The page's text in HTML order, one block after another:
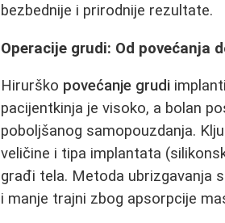
bezbednije i prirodnije rezultate.
Operacije grudi: Od povećanja
Hirurško povećanje grudi
pacijentkinja je visoko, a bolan
poboljšanog samopouzdanja.
veličine i tipa implantata
građi tela. Metoda ubrizgavanja
i manje trajni zbog apsorpcije